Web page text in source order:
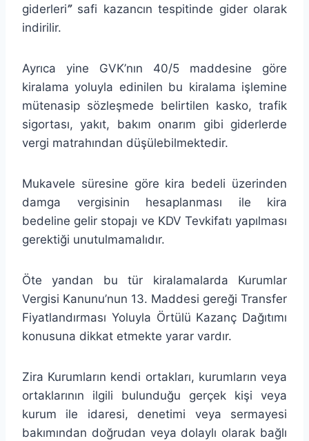
giderleri”safi kazancın tespitinde gider olarak
indirilir.
Ayrıca yine GVK’nın 40/5 maddesine göre
kiralama yoluyla edinilen bu kiralama işlemine
mütenasip sözleşmede belirtilen kasko, trafik
sigortası, yakıt, bakım onarım gibi giderlerde
vergi matrahından düşülebilmektedir.
Mukavele süresine göre kira bedeli üzerinden
damga vergisinin hesaplanması ile kira
bedeline gelir stopajı ve KDV Tevkifatı yapılması
gerektiği unutulmamalıdır.
Öte yandan bu tür kiralamalarda Kurumlar
Vergisi Kanunu’nun 13. Maddesi gereği Transfer
Fiyatlandırması Yoluyla Örtülü Kazanç Dağıtımı
konusuna dikkat etmekte yarar vardır.
Zira Kurumların kendi ortakları, kurumların veya
ortaklarının ilgili bulunduğu gerçek kişi veya
kurum ile idaresi, denetimi veya sermayesi
bakımından doğrudan veya dolaylı olarak bağlı